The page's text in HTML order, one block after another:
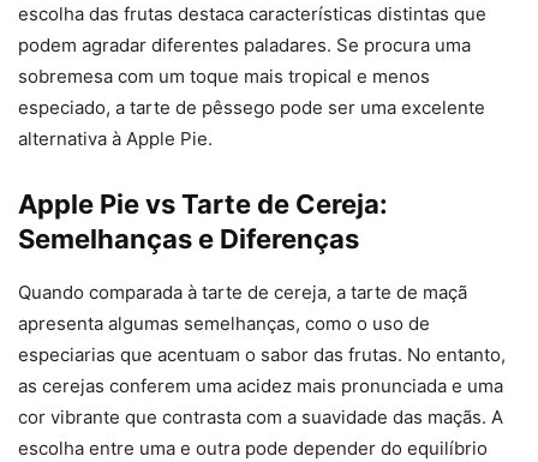
escolha das frutas destaca características distintas que
podem agradar diferentes paladares. Se procura uma
sobremesa com um toque mais tropical e menos
especiado, a tarte de pêssego pode ser uma excelente
alternativa à Apple Pie.
Apple Pie vs Tarte de Cereja:
Semelhanças e Diferenças
Quando comparada à tarte de cereja, a tarte de maçã
apresenta algumas semelhanças, como o uso de
especiarias que acentuam o sabor das frutas. No entanto,
as cerejas conferem uma acidez mais pronunciada e uma
cor vibrante que contrasta com a suavidade das maçãs. A
escolha entre uma e outra pode depender do equilíbrio